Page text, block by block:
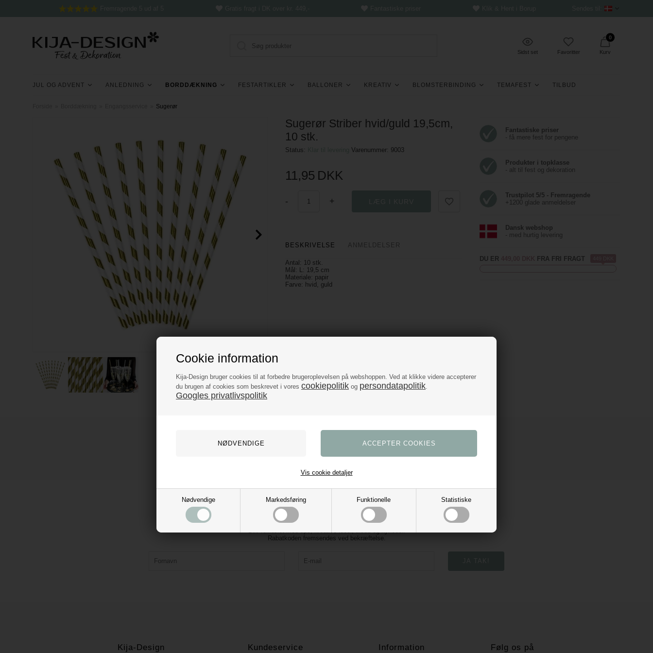
Cookie information
Kija-Design bruger cookies til at forbedre brugeroplevelsen på webshoppen. Ved at klikke videre accepterer
du brugen af cookies som beskrevet i vores cookiepolitik og persondatapolitik
Googles privatlivspolitik
Nødvendige Markedsføring Funktionelle Statistiske
Vis cookie detaljer
Sidst set Favoritter
0
Kurv
JUL OG ADVENT ANLEDNING BORDDÆKNING FESTARTIKLER BALLONER KREATIV BLOMSTERBINDING TEMAFEST TILBUD
Sugerør
Sugerør Striber hvid/guld 19,5cm,
10 stk.
Status: Klar til leveringVarenummer: 9003
11,95 DKK
- +
BESKRIVELSE ANMELDELSER
Antal: 10 stk.
Mål: L: 19,5 cm
Materiale: papir
Farve: hvid, guld
Fantastiske priser
- få mere fest for pengene
Produkter i topklasse
- alt til fest og dekoration
Trustpilot 5/5 - Fremragende
+1200 glade anmeldelser
Dansk webshop
- med hurtig levering
DU ER FRA FRI FRAGT
Tilmeld vores nyhedsbrev og få 10% rabat
Rabatkoden fremsendes ved bekræftelse.
Kija-Design Kundeservice Information Følg os på